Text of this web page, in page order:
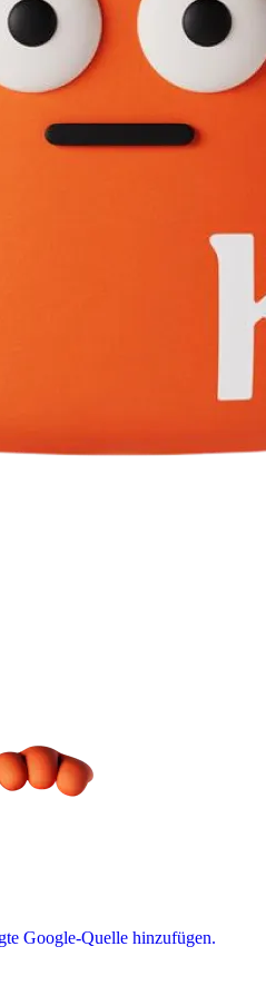
Google-Quelle hinzufügen.